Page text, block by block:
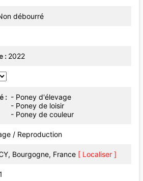
débourré
2022
- Poney d'élevage
- Poney de loisir
- Poney de couleur
/ Reproduction
Bourgogne, France [ Localiser ]